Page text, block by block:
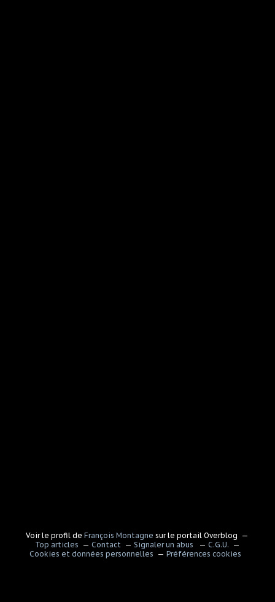
Voir le profil deFrançois Montagne sur le portail Overblog
Top articles
Contact Signaler un abus
C.G.U.
Cookies et données personnelles
Préférences cookies